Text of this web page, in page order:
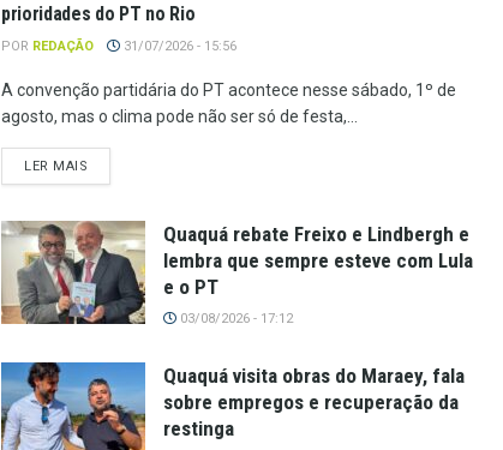
prioridades do PT no Rio
POR REDAÇÃO 31/07/2026 - 15:56
A convenção partidária do PT acontece nesse sábado, 1º de
agosto, mas o clima pode não ser só de festa,...
LER MAIS
Quaquá rebate Freixo e Lindbergh e
lembra que sempre esteve com Lula
e o PT
03/08/2026 - 17:12
Quaquá visita obras do Maraey, fala
sobre empregos e recuperação da
restinga